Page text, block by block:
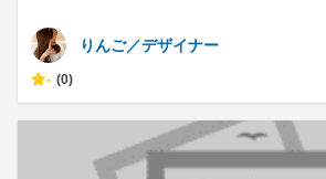
りんご／デザイナー
- (0)